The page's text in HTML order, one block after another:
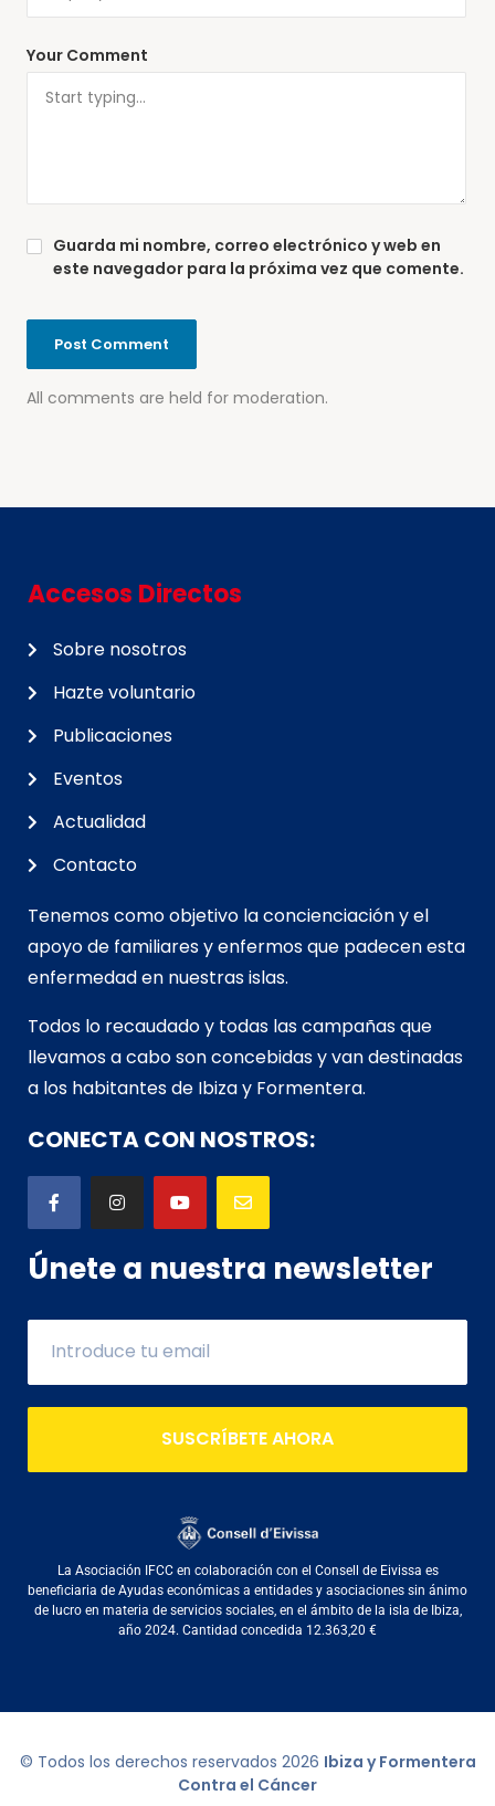
Your Comment
All comments are held for moderation.
Guarda mi nombre, correo electrónico y web en
este navegador para la próxima vez que comente.
Accesos Directos
Sobre nosotros
Hazte voluntario
Publicaciones
Eventos
Actualidad
Contacto
Tenemos como objetivo la concienciación y el
apoyo de familiares y enfermos que padecen esta
enfermedad en nuestras islas.
Todos lo recaudado y todas las campañas que
llevamos a cabo son concebidas y van destinadas
a los habitantes de Ibiza y Formentera.
CONECTA CON NOSTROS:
Únete a nuestra newsletter
SUSCRÍBETE AHORA
La Asociación IFCC en colaboración con el Consell de Eivissa es
beneficiaria de Ayudas económicas a entidades y asociaciones sin ánimo
de lucro en materia de servicios sociales, en el ámbito de la isla de Ibiza,
año 2024. Cantidad concedida 12.363,20 €
© Todos los derechos reservados 2026 Ibiza y Formentera
Contra el Cáncer